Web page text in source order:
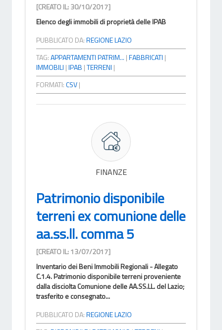
[CREATO IL: 30/10/2017]
Elenco degli immobili di proprietà delle IPAB
PUBBLICATO DA:REGIONE LAZIO
TAG:APPARTAMENTI PATRIM... |FABBRICATI |
IMMOBILI |IPAB |TERRENI |
FORMATI:CSV|
FINANZE
Patrimonio disponibile
terreni ex comunione delle
aa.ss.ll. comma 5
[CREATO IL: 13/07/2017]
Inventario dei Beni Immobili Regionali - Allegato
C.1.4. Patrimonio disponibile terreni proveniente
dalla disciolta Comunione delle AA.SS.LL. del Lazio;
trasferito e consegnato...
PUBBLICATO DA:REGIONE LAZIO